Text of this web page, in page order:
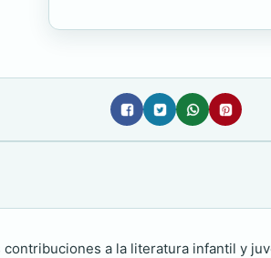
a la literatura infantil y